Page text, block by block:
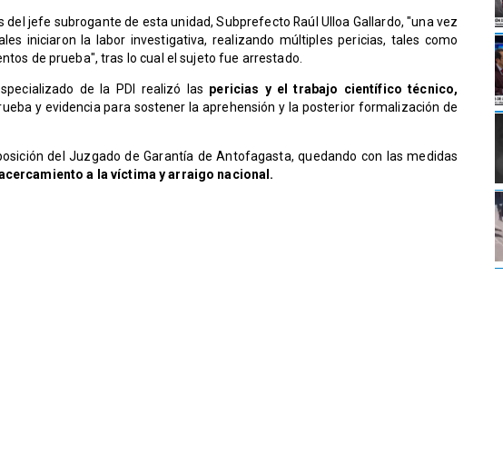
del jefe subrogante de esta unidad, Subprefecto Raúl Ulloa Gallardo, "una vez
iniciaron la labor investigativa, realizando múltiples pericias, tales como
de prueba", tras lo cual el sujeto fue arrestado.
de la PDI realizó las pericias y el trabajo científico técnico,
y evidencia para sostener la aprehensión y la posterior formalización de
del Juzgado de Garantía de Antofagasta, quedando con las medidas
a la víctima y arraigo nacional.